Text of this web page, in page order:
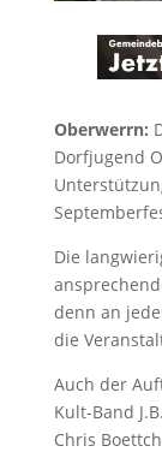
Oberwerrn:
Dorfjugend
Die
denn an
die
Auch der
Kult-Band
Chris